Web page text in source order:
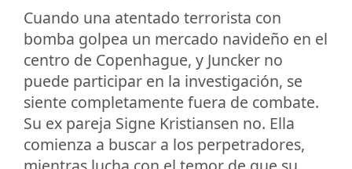
Cuando una atentado terrorista con
bomba golpea un mercado navideño en el
centro de Copenhague, y Juncker no
puede participar en la investigación, se
siente completamente fuera de combate.
Su ex pareja Signe Kristiansen no. Ella
comienza a buscar a los perpetradores,